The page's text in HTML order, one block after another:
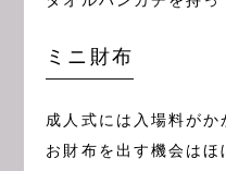
ミニ財布
成人式には入場料がか
お財布を出す機会はほ